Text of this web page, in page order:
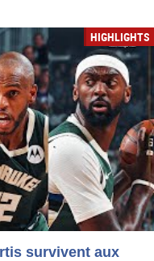
HIGHLIGHTS
survivent aux